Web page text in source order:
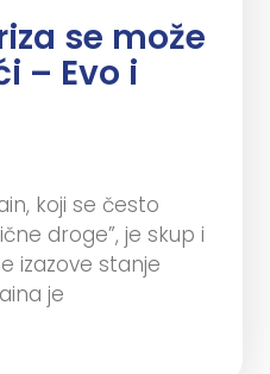
se može
– Evo i
koji se često
droge”, je skup i
izazove stanje
je